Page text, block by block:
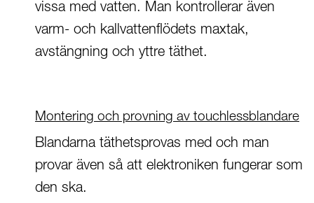
vissa med vatten. Man kontrollerar även
varm- och kallvattenflödets maxtak,
avstängning och yttre täthet.
Montering och provning av touchlessblandare
Blandarna täthetsprovas med och man
provar även så att elektroniken fungerar som
den ska.